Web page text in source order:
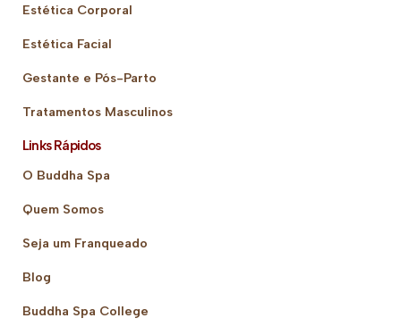
Estética Corporal
Estética Facial
Gestante e Pós-Parto
Tratamentos Masculinos
Links Rápidos
O Buddha Spa
Quem Somos
Seja um Franqueado
Blog
Buddha Spa College